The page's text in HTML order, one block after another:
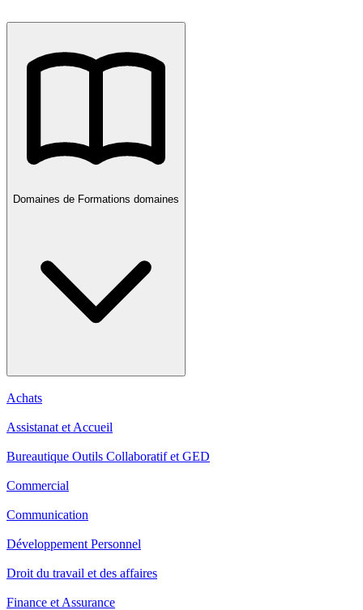
Domaines de Formations domaines
Achats
Assistanat et Accueil
Bureautique Outils Collaboratif et GED
Commercial
Communication
Développement Personnel
Droit du travail et des affaires
Finance et Assurance